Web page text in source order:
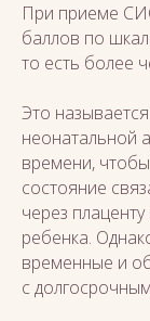
При приеме
баллов по
то есть более
Это
неонатальной
времени,
состояние
через
ребенка.
временные и
с